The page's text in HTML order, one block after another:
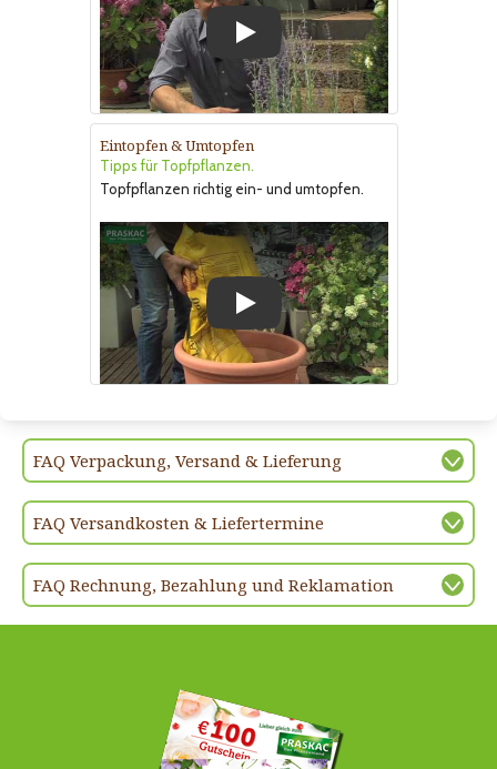
Play
Eintopfen & Umtopfen
Tipps für Topfpflanzen.
Topfpflanzen richtig ein- und umtopfen.
Play
FAQ Verpackung, Versand & Lieferung
FAQ Versandkosten & Liefertermine
FAQ Rechnung, Bezahlung und Reklamation